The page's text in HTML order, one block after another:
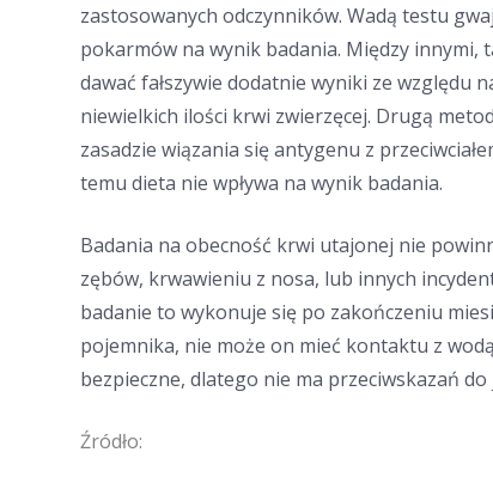
zastosowanych odczynników. Wadą testu
pokarmów na wynik badania. Między
dawać fałszywie dodatnie wyniki ze względu
niewielkich ilości krwi zwierzęcej. Drugą
zasadzie wiązania się antygenu z
temu dieta nie wpływa na wynik badania.
Badania na obecność krwi utajonej nie
zębów, krwawieniu z nosa, lub innych
badanie to wykonuje się po zakończeniu
pojemnika, nie może on mieć kontaktu z
bezpieczne, dlatego nie ma przeciwskazań
Źródło: